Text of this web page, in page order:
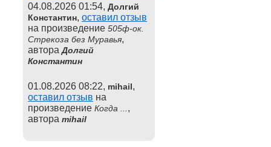
04.08.2026 01:54, Долгий
Константин, оставил отзыв
на произведение 505ф-ок.
Стрекоза без Муравья,
автораДолгий
Константин
01.08.2026 08:22, mihail,
оставил отзыв на
произведение Когда ... ,
автора mihail